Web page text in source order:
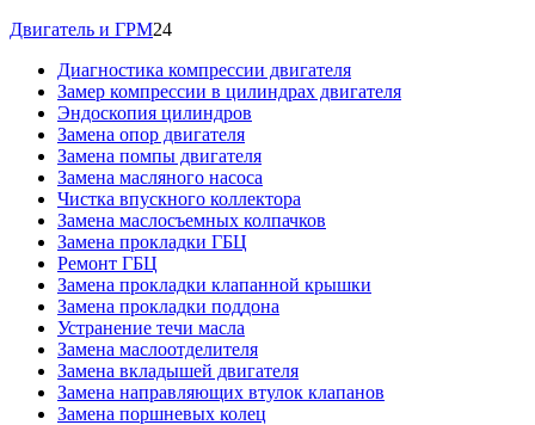
Двигатель и ГРМ24
Диагностика компрессии двигателя
Замер компрессии в цилиндрах двигателя
Эндоскопия цилиндров
Замена опор двигателя
Замена помпы двигателя
Замена масляного насоса
Чистка впускного коллектора
Замена маслосъемных колпачков
Замена прокладки ГБЦ
Ремонт ГБЦ
Замена прокладки клапанной крышки
Замена прокладки поддона
Устранение течи масла
Замена маслоотделителя
Замена вкладышей двигателя
Замена направляющих втулок клапанов
Замена поршневых колец